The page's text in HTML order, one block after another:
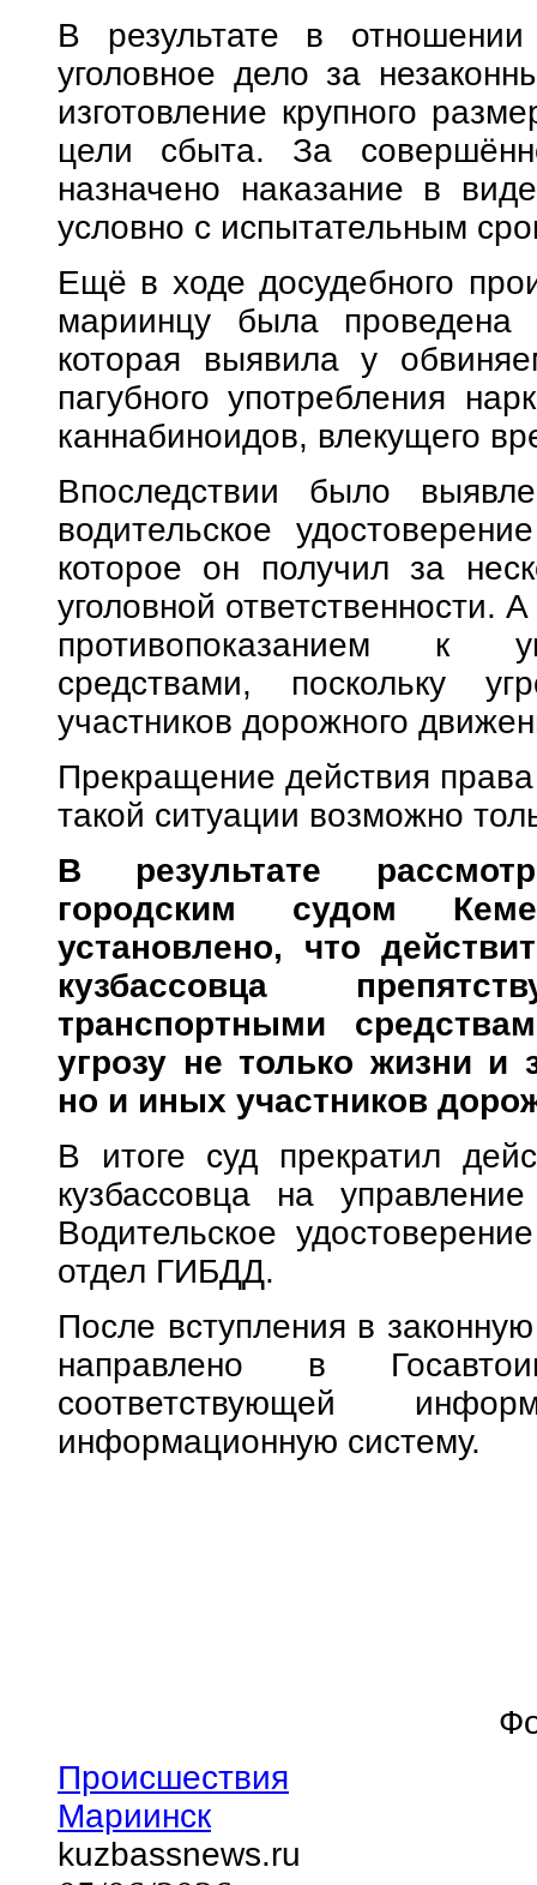
В результате в
уголовное дело за
изготовление крупного
цели сбыта. За
назначено наказание в
условно с испытательным
Ещё в ходе досудебного
мариинцу была проведена
которая выявила у
пагубного употребления
каннабиноидов, влекущего
Впоследствии было
водительское
которое он получил за
уголовной ответственности.
противопоказанием к
средствами, поскольку
участников дорожного
Прекращение действия
такой ситуации возможно
В результате
городским судом
установлено, что
кузбассовца
транспортными
угрозу не только жизни и
но и иных участников
В итоге суд прекратил
кузбассовца на
Водительское
отдел ГИБДД.
После вступления в
направлено в
соответствующей
информационную систему.
Происшествия
Мариинск
kuzbassnews.ru